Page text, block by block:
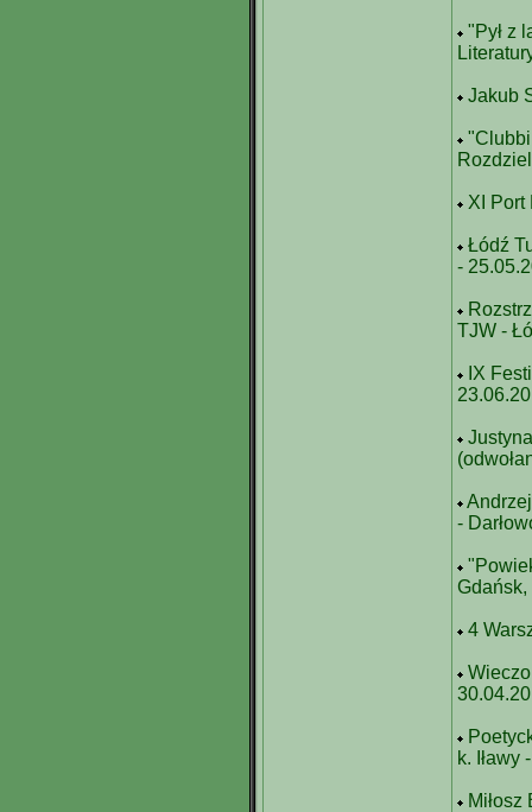
"Pył z
Jakub
XI Port
Łódź
-
TJW -
IX
-
4
k. Iławy